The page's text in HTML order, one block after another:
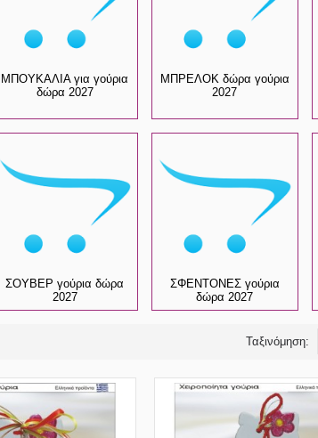
ΜΠΟΥΚΑΛΙΑ για γούρια
δώρα 2027
ΜΠΡΕΛΟΚ δώρα γούρια
2027
ΣΟΥΒΕΡ γούρια δώρα
2027
ΣΦΕΝΤΟΝΕΣ γούρια
δώρα 2027
Ταξινόμηση: